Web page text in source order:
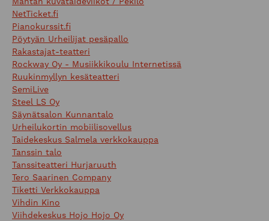
NetTicket.fi
Pianokurssit.fi
Pöytyän Urheilijat pesäpallo
Rakastajat-teatteri
Rockway Oy - Musiikkikoulu Internetissä
Ruukinmyllyn kesäteatteri
SemiLive
Steel LS Oy
Säynätsalon Kunnantalo
Urheilukortin mobiilisovellus
Taidekeskus Salmela verkkokauppa
Tanssin talo
Tanssiteatteri Hurjaruuth
Tero Saarinen Company
Tiketti Verkkokauppa
Vihdin Kino
Viihdekeskus Hojo Hojo Oy